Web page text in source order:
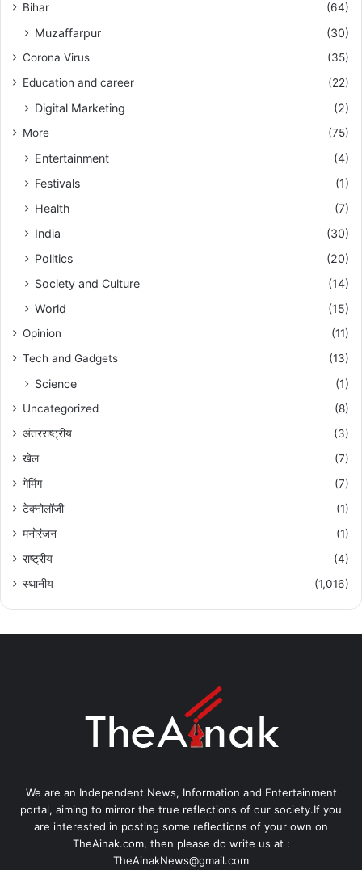
Bihar (64)
Muzaffarpur (30)
Corona Virus
(35)
Education and career
(22)
Digital Marketing (2)
More (75)
Entertainment
(4)
Festivals
(1)
Health
(7)
India
(30)
Politics
(20)
Society and Culture
(14)
World
(15)
Opinion
(11)
Tech and Gadgets
(13)
Science (1)
Uncategorized
(8)
अंतरराष्ट्रीय
(3)
खेल
(7)
गेमिंग
(7)
टेक्नोलॉजी
(1)
मनोरंजन
(1)
राष्ट्रीय
(4)
स्थानीय
(1,016)
We are an Independent News, Information and Entertainment
portal, aiming to mirror the true reflections of our society.If you
are interested in posting some reflections of your own on
TheAinak.com, then please do write us at :
TheAinakNews@gmail.com